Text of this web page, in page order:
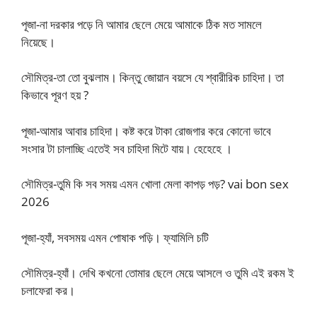
পূজা-না দরকার পড়ে নি আমার ছেলে মেয়ে আমাকে ঠিক মত সামলে
নিয়েছে।
সৌমিত্র-তা তো বুঝলাম। কিন্তু জোয়ান বয়সে যে শ্বারীরিক চাহিদা। তা
কিভাবে পূরণ হয় ?
পূজা-আমার আবার চাহিদা। কষ্ট করে টাকা রোজগার করে কোনো ভাবে
সংসার টা চালাচ্ছি এতেই সব চাহিদা মিটে যায়। হেহেহে ।
সৌমিত্র-তুমি কি সব সময় এমন খোলা মেলা কাপড় পড়? vai bon sex
2026
পূজা-হ্যাঁ, সবসময় এমন পোষাক পড়ি। ফ্যামিলি চটি
সৌমিত্র-হ্যাঁ। দেখি কখনো তোমার ছেলে মেয়ে আসলে ও তুমি এই রকম ই
চলাফেরা কর।